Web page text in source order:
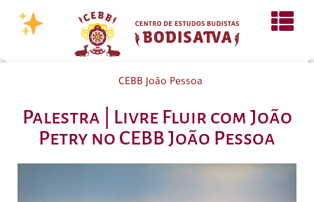
CEBB João Pessoa
Palestra | Livre Fluir com João
Petry no CEBB João Pessoa